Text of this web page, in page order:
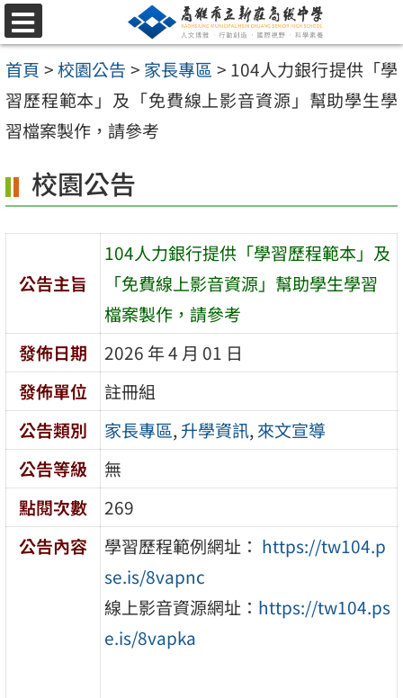
跳
至
主
要
內
區
選
單
首頁 >校園公告 > 家長專區 > 104人力銀行提供「學
習歷程範本」及「免費線上影音資源」幫助學生學
習檔案製作，請參考
校園公告
公告主旨
104人力銀行提供「學習歷程範本」及
「免費線上影音資源」幫助學生學習
檔案製作，請參考
發佈日期
2026 年 4 月 01 日
發佈單位
註冊組
公告類別
家長專區,升學資訊,來文宣導
公告等級
無
點閱次數
269
公告內容
學習歷程範例網址： https://tw104.p
se.is/8vapnc
線上影音資源網址： https://tw104.ps
e.is/8vapka